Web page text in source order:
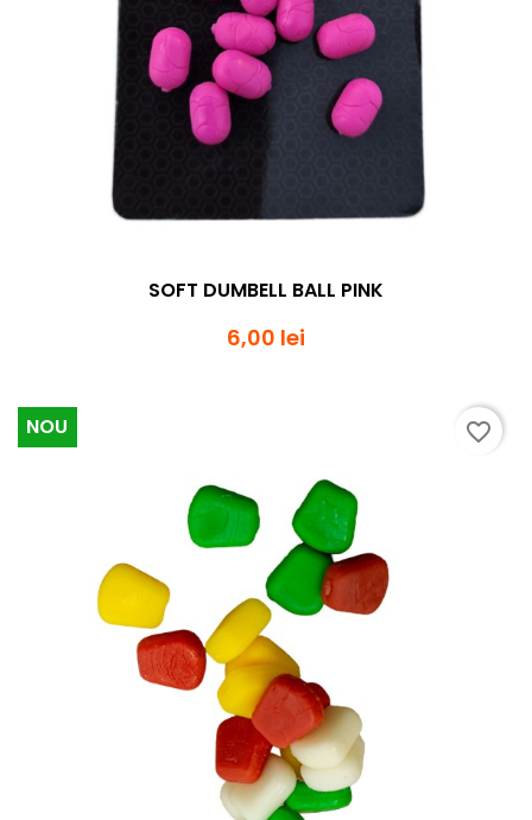
SOFT DUMBELL BALL PINK
6,00 lei
NOU favorite_border